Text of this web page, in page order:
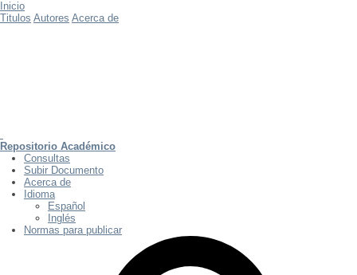
Inicio
Titulos Autores Acerca de
Repositorio Académico
Consultas
Subir Documento
Acerca de
Idioma
Español
Inglés
Normas para publicar